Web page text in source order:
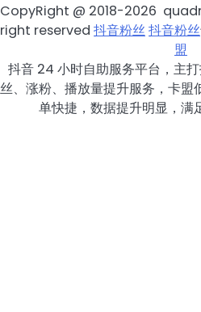
CopyRight @ 2018-2026
right reserved 抖音粉丝抖音粉丝
盟
抖音 24 小时自助服务平台，主
丝、涨粉、播放量提升服务，卡盟
单快捷，数据提升明显，满